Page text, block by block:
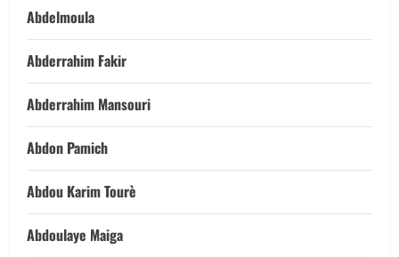
Abdelmoula
Abderrahim Fakir
Abderrahim Mansouri
Abdon Pamich
Abdou Karim Tourè
Abdoulaye Maiga